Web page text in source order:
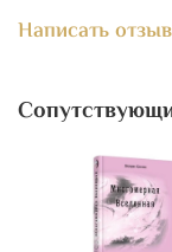
Узнайте,
Написать отзыв